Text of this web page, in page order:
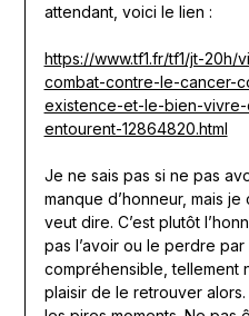
attendant, voici le lien :
https://www.tf1.fr/tf1/jt-
combat-contre-le-cancer-
existence-et-le-bien-
entourent-12864820.html
Je ne sais pas si ne pas
manque d’honneur, mais
veut dire. C’est plutôt
pas l’avoir ou le perdre
compréhensible, tellement
plaisir de le retrouver